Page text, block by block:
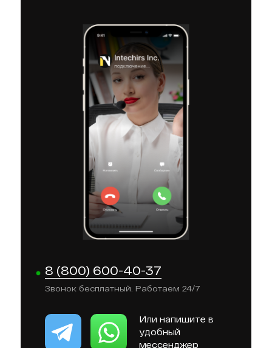
8 (800) 600-40-37
Звонок бесплатный. Работаем 24/7
Или напишите в
удобный
мессенджер